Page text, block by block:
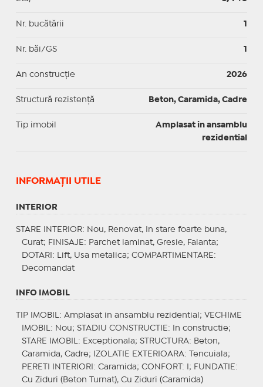
Nr. bucătării 1
Nr. băi/GS 1
An construcție 2026
Structură rezistență Beton, Caramida, Cadre
Tip imobil
Amplasat in ansamblu
rezidential
INFORMAŢII UTILE
INTERIOR
STARE INTERIOR: Nou, Renovat, In stare foarte buna,
Curat; FINISAJE : Parchet laminat, Gresie, Faianta;
DOTARI : Lift, Usa metalica; COMPARTIMENTARE :
Decomandat
INFO IMOBIL
TIP IMOBIL : Amplasat in ansamblu rezidential; VECHIME
IMOBIL : Nou; STADIU CONSTRUCTIE : In constructie;
STARE IMOBIL : Exceptionala; STRUCTURA: Beton,
Caramida, Cadre;
IZOLATIE EXTERIOARA: Tencuiala;
PERETI INTERIORI : Caramida; CONFORT : I; FUNDATIE :
Cu Ziduri (Beton Turnat), Cu Ziduri (Caramida)